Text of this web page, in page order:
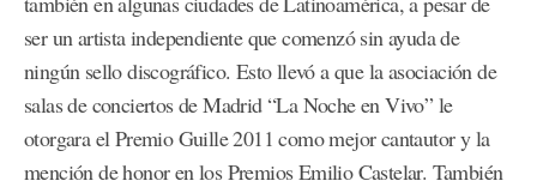
ser un artista independiente que comenzó sin ayuda de
ningún sello discográfico. Esto llevó a que la asociación de
salas de conciertos de Madrid “La Noche en Vivo” le
otorgara el Premio Guille 2011 como mejor cantautor y la
mención de honor en los Premios Emilio Castelar. También